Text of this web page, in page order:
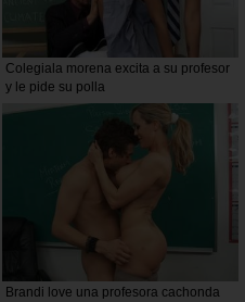
Colegiala morena excita a su profesor
y le pide su polla
Brandi love una profesora cachonda